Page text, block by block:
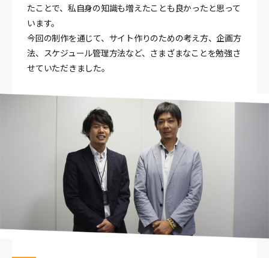
たことで、私自身の知識も増えたことも良かったと思って
います。
今回の制作を通じて、サイト作りのための考え方、企画方
法、スケジュール管理方法など、さまざまなことを勉強さ
せていただきました。